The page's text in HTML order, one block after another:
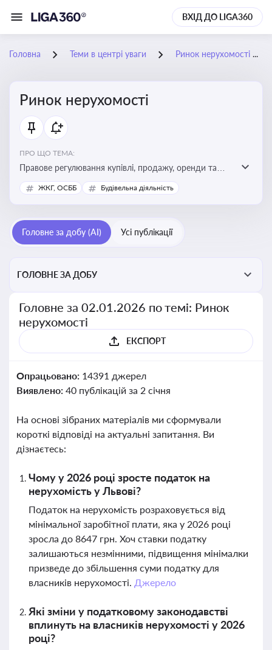
ВХІД ДО LIGA360
Головна Теми в центрі уваги Ринок нерухомості
Ринок нерухомості
ПРО ЩО ТЕМА:
Правове регулювання купівлі, продажу, оренди та
управління нерухомістю, що є ключовим для бізнесу,
інвесторів, забудовників і власників об’єктів майна
ЖКГ, ОСББ Будівельна діяльність
Головне за добу (AI) Усі публікації
ГОЛОВНЕ ЗА ДОБУ
Головне за 02.01.2026 по темі: Ринок
нерухомості
ЕКСПОРТ
Опрацьовано: 14391 джерел
Виявлено: 40 публікацій за 2 січня
На основі зібраних матеріалів ми сформували
короткі відповіді на актуальні запитання. Ви
дізнаєтесь:
Чому у 2026 році зросте податок на
нерухомість у Львові?
Податок на нерухомість розраховується від
мінімальної заробітної плати, яка у 2026 році
зросла до 8647 грн. Хоч ставки податку
залишаються незмінними, підвищення мінімалки
призведе до збільшення суми податку для
власників нерухомості. Джерело
Які зміни у податковому законодавстві
вплинуть на власників нерухомості у 2026
році?